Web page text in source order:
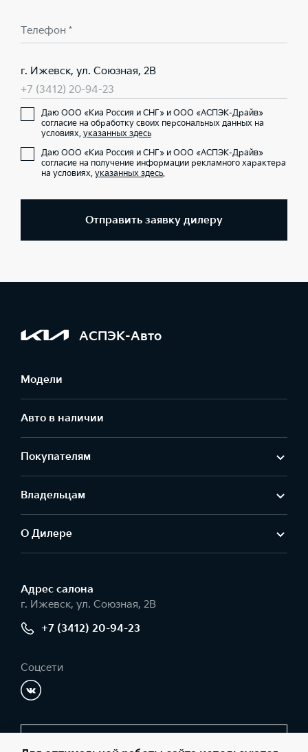
Телефон *
г. Ижевск, ул. Союзная, 2В
+7 (3412) 20-94-23
Даю ООО «Киа Россия и СНГ» и ООО «АСПЭК-Драйв»
согласие на обработку своих персональных данных на
условиях, указанных здесь
Даю ООО «Киа Россия и СНГ» и ООО «АСПЭК-Драйв»
согласие на получение информации рекламного характера
на условиях, указанных здесь.
Отправить заявку дилеру
АСПЭК-Авто
Модели
Авто в наличии
Покупателям
Владельцам
О Дилере
Адрес салонa
г. Ижевск, ул. Союзная, 2В
+7 (3412) 20-94-23
Соцсети